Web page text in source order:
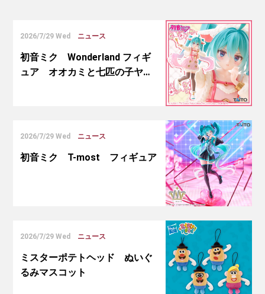
2026/7/29 Wed ニュース
初音ミク Wonderland フィギ
ュア オオカミと七匹の子ヤ…
2026/7/29 Wed ニュース
初音ミク T-most フィギュア
2026/7/29 Wed ニュース
ミスターポテトヘッド ぬいぐ
るみマスコット